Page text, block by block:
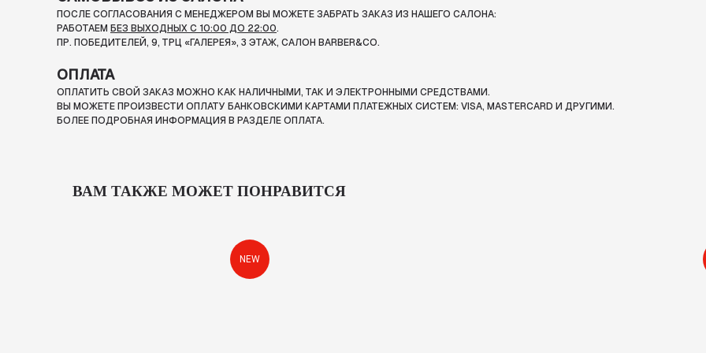
ПОСЛЕ СОГЛАСОВАНИЯ С МЕНЕДЖЕРОМ ВЫ МОЖЕТЕ ЗАБРАТЬ ЗАКАЗ ИЗ НАШЕГО САЛОНА:
РАБОТАЕМ БЕЗ ВЫХОДНЫХ С 10:00 ДО 22:00.
ПР. ПОБЕДИТЕЛЕЙ, 9, ТРЦ «ГАЛЕРЕЯ», 3 ЭТАЖ, САЛОН BARBER&CO.
ОПЛАТА
ОПЛАТИТЬ СВОЙ ЗАКАЗ МОЖНО КАК НАЛИЧНЫМИ, ТАК И ЭЛЕКТРОННЫМИ СРЕДСТВАМИ.
ВЫ МОЖЕТЕ ПРОИЗВЕСТИ ОПЛАТУ БАНКОВСКИМИ КАРТАМИ ПЛАТЕЖНЫХ СИСТЕМ: VISA, MASTERCARD И ДРУГИМИ.
БОЛЕЕ ПОДРОБНАЯ ИНФОРМАЦИЯ В РАЗДЕЛЕ ОПЛАТА.
ВАМ ТАКЖЕ МОЖЕТ ПОНРАВИТСЯ
NEW